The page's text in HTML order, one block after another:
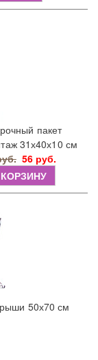
пакет
31х40х10 см
56 руб.
50х70 см